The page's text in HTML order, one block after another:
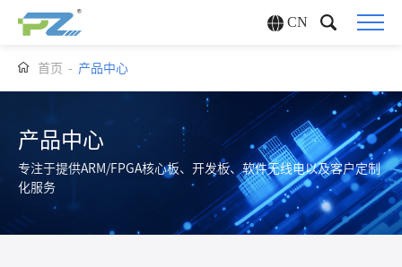
CN
首页 - 产品中心
产品中心
专注于提供ARM/FPGA核心板、开发板、软件无线电以及客户定制
化服务